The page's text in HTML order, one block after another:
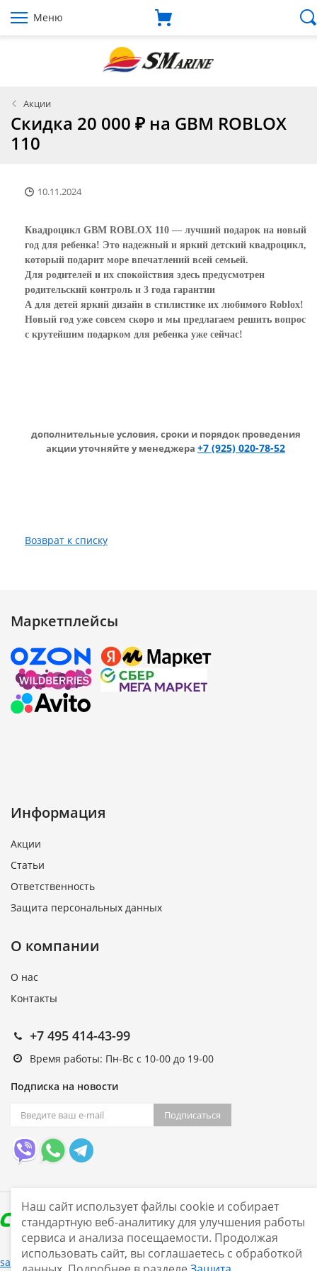
Меню
Акции
Скидка 20 000 ₽ на GBM ROBLOX
110
10.11.2024
Квадроцикл GBM ROBLOX 110 — лучший подарок на новый
год для ребенка! Это надежный и яркий детский квадроцикл,
который подарит море впечатлений всей семьей.
Для родителей и их спокойствия здесь предусмотрен
родительский контроль и 3 года гарантии
А для детей яркий дизайн в стилистике их любимого Roblox!
Новый год уже совсем скоро и мы предлагаем решить вопрос
с крутейшим подарком для ребенка уже сейчас!
дополнительные условия, сроки и порядок проведения
акции уточняйте у менеджера +7 (925) 020-78-52
Возврат к списку
Маркетплейсы
Информация
Акции
Статьи
Ответственность
Защита персональных данных
О компании
О нас
Контакты
+7 495 414-43-99
Время работы: Пн-Вс с 10-00 до 19-00
Подписка на новости
Подписаться
sale@smarine.shop2026 Нашли ошибку?
Наш сайт использует файлы cookie и собирает
стандартную веб-аналитику для улучшения работы
сервиса и анализа посещаемости. Продолжая
использовать сайт, вы соглашаетесь с обработкой